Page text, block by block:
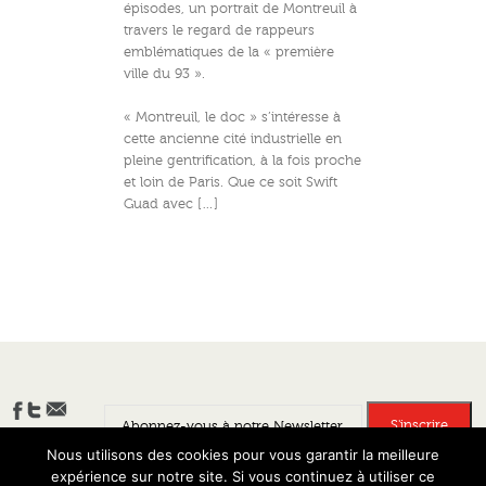
épisodes, un portrait de Montreuil à
travers le regard de rappeurs
emblématiques de la « première
ville du 93 ».
« Montreuil, le doc » s’intéresse à
cette ancienne cité industrielle en
pleine gentrification, à la fois proche
et loin de Paris. Que ce soit Swift
Guad avec […]
Banlieues Créatives - Tous droits réservés 2013 - Site développé par
Nous utilisons des cookies pour vous garantir la meilleure
expérience sur notre site. Si vous continuez à utiliser ce